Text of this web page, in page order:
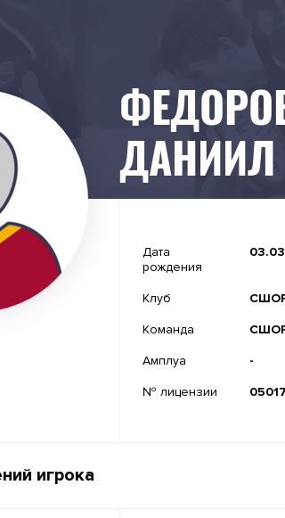
ДАНИИЛ
Дата
рождения
Клуб СШОР
Команда СШОР
Амплуа -
№ лицензии 05017
игрока